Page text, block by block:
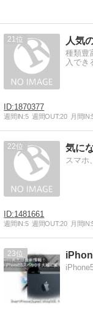
21
種類豊
入でき
1870377
週間IN:5 週間OUT:20 月間IN:
22 気に
スマホ
1481661
週間IN:5 週間OUT:20 月間IN:
23